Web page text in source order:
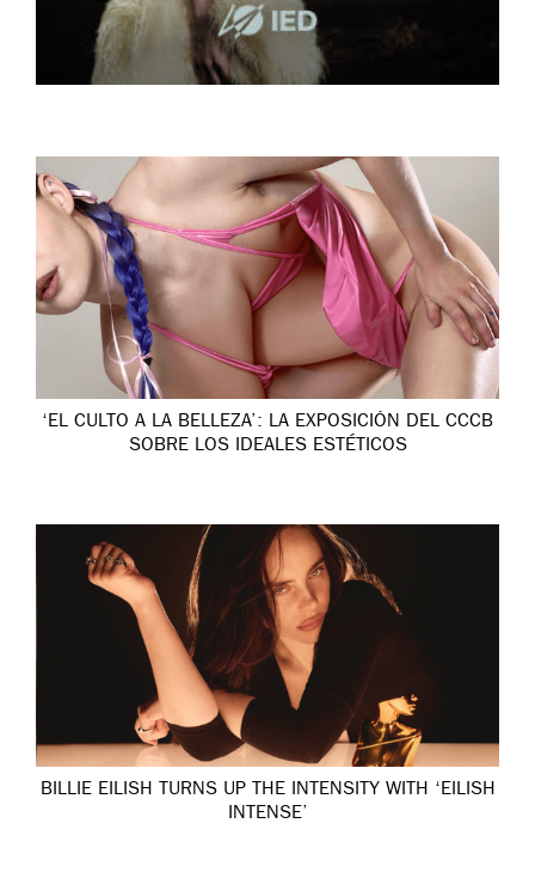
‘EL CULTO A LA BELLEZA’: LA EXPOSICIÓN DEL CCCB
SOBRE LOS IDEALES ESTÉTICOS
BILLIE EILISH TURNS UP THE INTENSITY WITH ‘EILISH
INTENSE’